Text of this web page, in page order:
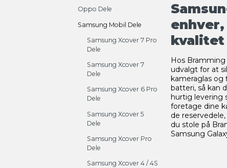
Oppo Dele
Samsung Mobil Dele
Samsung Xcover 7 Pro
Dele
Samsung Xcover 7
Dele
Samsung Xcover 6 Pro
Dele
Samsung Xcover 5
Dele
Samsung Xcover Pro
Dele
Samsung Xcover 4 / 4S
kvalitet
Hos
udvalgt for at
kameraglas
batteri, så kan
hurtig levering
foretage dine
de
du stole på
Samsung